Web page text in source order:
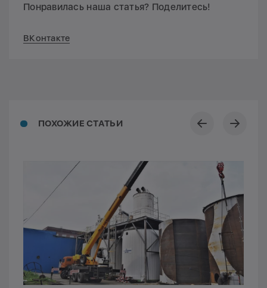
Понравилась наша статья? Поделитесь!
ВКонтакте
ПОХОЖИЕ СТАТЬИ